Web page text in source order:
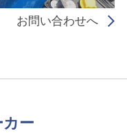
お問い合わせへ
ー